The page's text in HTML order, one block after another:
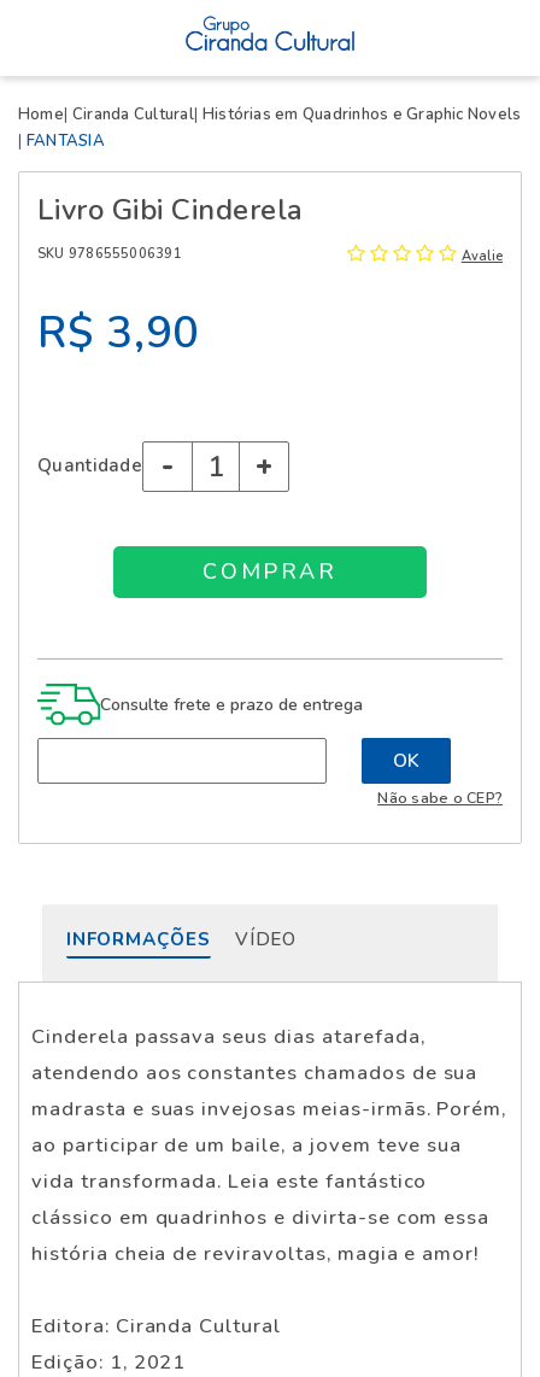
Home Ciranda Cultural Histórias em Quadrinhos e Graphic Novels
FANTASIA
Livro Gibi Cinderela
SKU 9786555006391 Avalie
R$ 3,90
Quantidade - +
Consulte frete e prazo de entrega
Não sabe o CEP?
INFORMAÇÕES VÍDEO
Cinderela passava seus dias atarefada,
atendendo aos constantes chamados de sua
madrasta e suas invejosas meias-irmãs. Porém,
ao participar de um baile, a jovem teve sua
vida transformada. Leia este fantástico
clássico em quadrinhos e divirta-se com essa
história cheia de reviravoltas, magia e amor!
Editora: Ciranda Cultural
Edição: 1, 2021